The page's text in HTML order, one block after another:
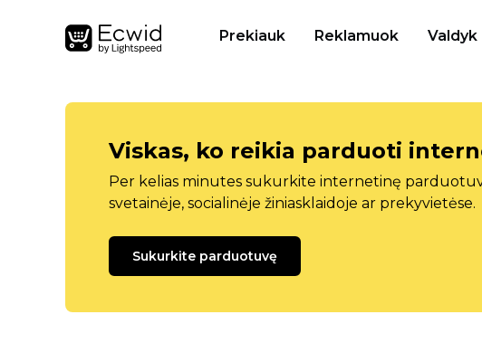
Prekiauk Reklamuok Valdyk
Viskas, ko reikia parduoti
Per kelias minutes sukurkite internetinę
svetainėje, socialinėje žiniasklaidoje ar prekyvietėse.
Sukurkite parduotuvę